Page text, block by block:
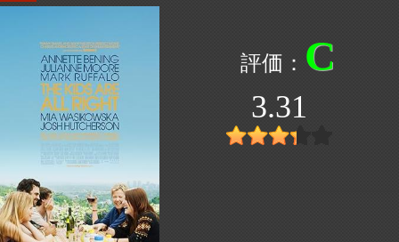
C
3.31